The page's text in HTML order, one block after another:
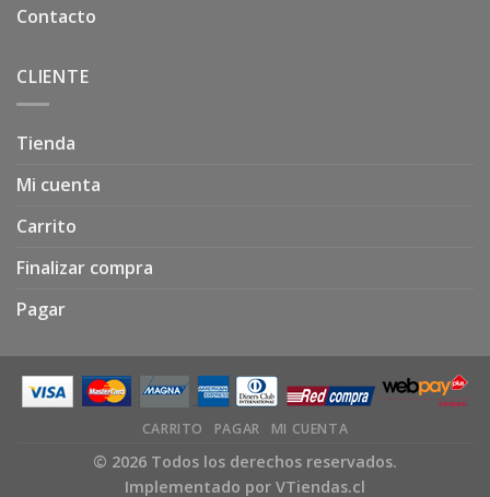
Contacto
CLIENTE
Tienda
Mi cuenta
Carrito
Finalizar compra
Pagar
CARRITO PAGAR MI CUENTA
© 2026 Todos los derechos reservados.
Implementado por VTiendas.cl